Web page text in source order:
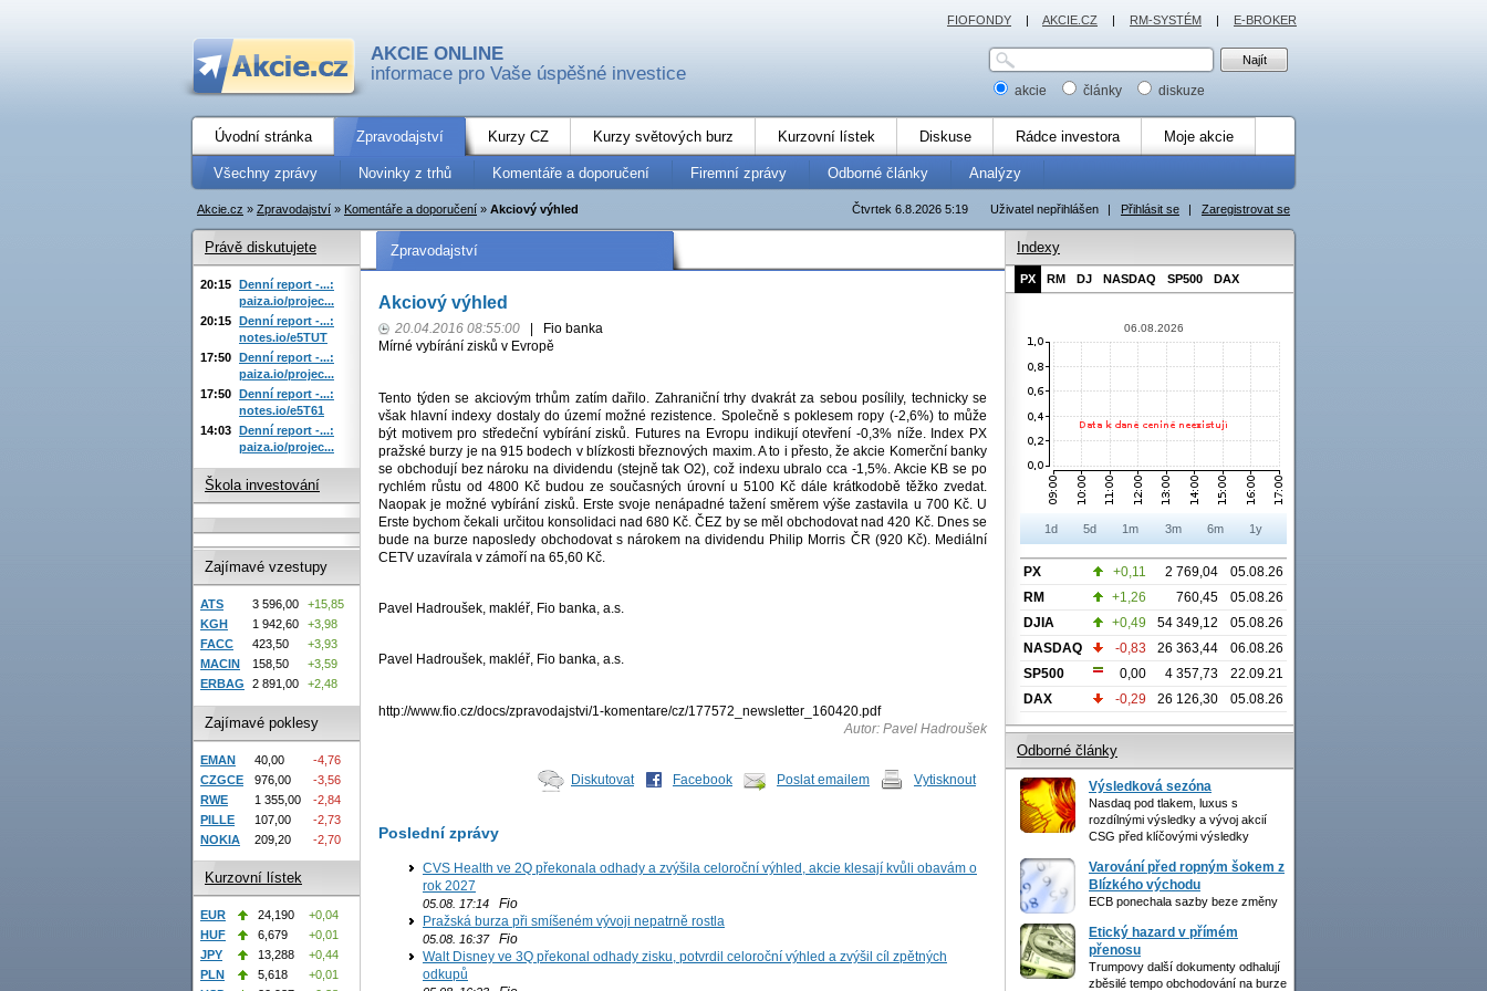
AKCIE ONLINE
informace pro Vaše úspěšné investice
akcie články diskuze
Úvodní stránka Zpravodajství Kurzy CZ Kurzy světových burz Kurzovní lístek Diskuse Rádce investora Moje akcie
Všechny zprávy Novinky z trhů Komentáře a doporučení Firemní zprávy Odborné články Analýzy
Uživatel nepřihlášen | Přihlásit se | Zaregistrovat se
Čtvrtek 6.8.2026 5:19
Akcie.cz » Zpravodajství » Komentáře a doporučení » Akciový výhled
Zpravodajství
Akciový výhled
20.04.2016 08:55:00
Fio banka
Mírné vybírání zisků v Evropě
Tento týden se akciovým trhům zatím dařilo. Zahraniční trhy dvakrát za sebou posílily, technicky se
však hlavní indexy dostaly do území možné rezistence. Společně s poklesem ropy (-2,6%) to může
být motivem pro středeční vybírání zisků. Futures na Evropu indikují otevření -0,3% níže. Index PX
pražské burzy je na 915 bodech v blízkosti březnových maxim. A to i přesto, že akcie Komerční banky
se obchodují bez nároku na dividendu (stejně tak O2), což indexu ubralo cca -1,5%. Akcie KB se po
rychlém růstu od 4800 Kč budou ze současných úrovní u 5100 Kč dále krátkodobě těžko zvedat.
Naopak je možné vybírání zisků. Erste svoje nenápadné tažení směrem výše zastavila u 700 Kč. U
Erste bychom čekali určitou konsolidaci nad 680 Kč. ČEZ by se měl obchodovat nad 420 Kč. Dnes se
bude na burze naposledy obchodovat s nárokem na dividendu Philip Morris ČR (920 Kč). Mediální
CETV uzavírala v zámoří na 65,60 Kč.
Pavel Hadroušek, makléř, Fio banka, a.s.
Pavel Hadroušek, makléř, Fio banka, a.s.
http://www.fio.cz/docs/zpravodajstvi/1-komentare/cz/177572_newsletter_160420.pdf
Autor: Pavel Hadroušek
Diskutovat Facebook Poslat emailem Vytisknout
Poslední zprávy
CVS Health ve 2Q překonala odhady a zvýšila celoroční výhled, akcie klesají kvůli obavám o
rok 2027
05.08. 17:14 Fio
Pražská burza při smíšeném vývoji nepatrně rostla
05.08. 16:37Fio
Walt Disney ve 3Q překonal odhady zisku, potvrdil celoroční výhled a zvýšil cíl zpětných
odkupů
Právě diskutujete
20:15 Denní report -...:
paiza.io/projec...
20:15 Denní report -...:
notes.io/e5TUT
17:50 Denní report -...:
paiza.io/projec...
17:50 Denní report -...:
notes.io/e5T61
14:03 Denní report -...:
paiza.io/projec...
Škola investování
Zajímavé vzestupy
ATS 3 596,00
+15,85
KGH
1 942,60
+3,98
FACC
423,50
+3,93
MACIN
158,50
+3,59
ERBAG
2 891,00 +2,48
Zajímavé poklesy
EMAN 40,00
-4,76
CZGCE
976,00
-3,56
RWE
1 355,00
-2,84
PILLE
107,00
-2,73
NOKIA
209,20 -2,70
Kurzovní lístek
EUR 24,190
+0,04
HUF
6,679
+0,01
JPY
13,288
+0,44
PLN
5,618
+0,01
Indexy
PX RM DJ NASDAQ SP500 DAX
06.08.2026
1d 5d 1m 3m 6m 1y
PX +0,11 2 769,04
05.08.26
RM
+1,26 760,45
05.08.26
DJIA
+0,49 54 349,12
05.08.26
NASDAQ
-0,83 26 363,44
06.08.26
SP500
0,00 4 357,73
22.09.21
DAX
-0,29 26 126,30 05.08.26
Odborné články
Výsledková sezóna
Nasdaq pod tlakem, luxus s
rozdílnými výsledky a vývoj akcií
CSG před klíčovými výsledky
Varování před ropným šokem z
Blízkého východu
ECB ponechala sazby beze změny
Etický hazard v přímém
přenosu
Trumpovy další dokumenty odhalují
zběsilé tempo obchodování na burze
FIOFONDY | AKCIE.CZ | RM-SYSTÉM | E-BROKER